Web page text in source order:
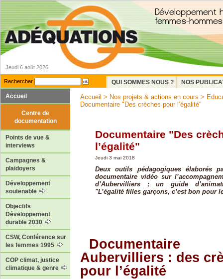
Jeudi 6 août 2026
Rechercher QUI SOMMES NOUS ?
NOS
Accueil
Centre de
documentation
Points de vue &
interviews
Campagnes &
plaidoyers
Développement
soutenable
Objectifs
Développement
durable 2030
CSW, Conférence sur
les femmes 1995
COP climat, justice
climatique & genre
Accueil > Nos projets & actions en cours >
Documentaire "Des crèches pour l’égalité"
Documentaire "Des
l’égalité"
Jeudi 3 mai 2018
Deux outils pédagogiques élaborés
documentaire vidéo sur
d’Aubervilliers ; un guide
"L’égalité filles garçons, c’est bon pour
Documentaire
Aubervilliers : des
pour l’égalité